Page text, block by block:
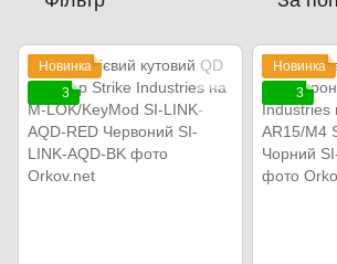
Новинка
3
Новинка
3